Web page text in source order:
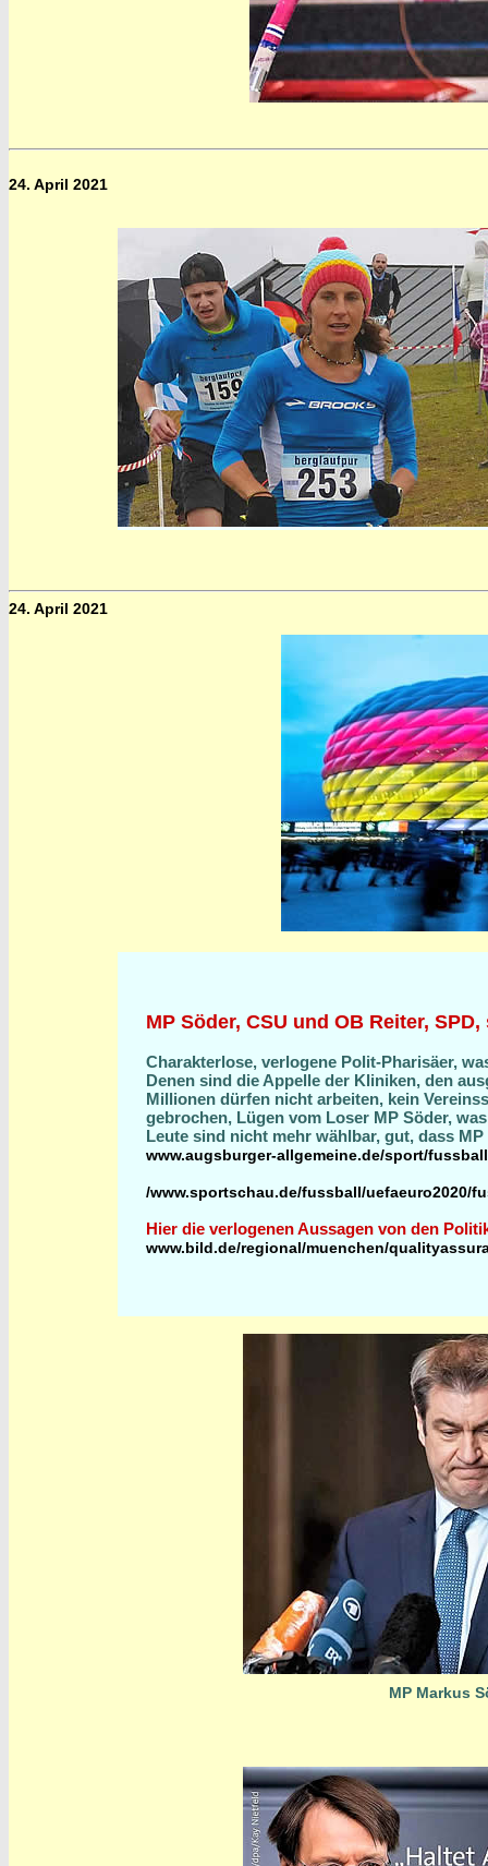
24. April 2021
24. April 2021
MP Söder, CSU und OB Reiter,
Charakterlose, verlogene Polit-Pharisäer,
Denen sind die Appelle der Kliniken, den
Millionen dürfen nicht arbeiten, kein
gebrochen, Lügen vom Loser MP Söder,
Leute sind nicht mehr wählbar, gut, dass
www.augsburger-allgemeine.de/sport/
/www.sportschau.de/fussball/uefaeuro2020/
Hier die verlogenen Aussagen von den
www.bild.de/regional/muenchen/
MP Markus